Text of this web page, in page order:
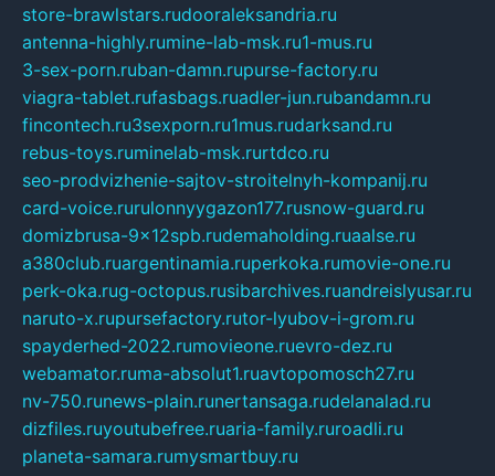
store-brawlstars.rudooraleksandria.ru
antenna-highly.rumine-lab-msk.ru1-mus.ru
3-sex-porn.ruban-damn.rupurse-factory.ru
viagra-tablet.rufasbags.ruadler-jun.rubandamn.ru
fincontech.ru3sexporn.ru1mus.rudarksand.ru
rebus-toys.ruminelab-msk.rurtdco.ru
seo-prodvizhenie-sajtov-stroitelnyh-kompanij.ru
card-voice.rurulonnyygazon177.rusnow-guard.ru
domizbrusa-9x12spb.rudemaholding.ruaalse.ru
a380club.ruargentinamia.ruperkoka.rumovie-one.ru
perk-oka.rug-octopus.rusibarchives.ruandreislyusar.ru
naruto-x.rupursefactory.rutor-lyubov-i-grom.ru
spayderhed-2022.rumovieone.ruevro-dez.ru
webamator.ruma-absolut1.ruavtopomosch27.ru
nv-750.runews-plain.runertansaga.rudelanalad.ru
dizfiles.ruyoutubefree.ruaria-family.ruroadli.ru
planeta-samara.rumysmartbuy.ru